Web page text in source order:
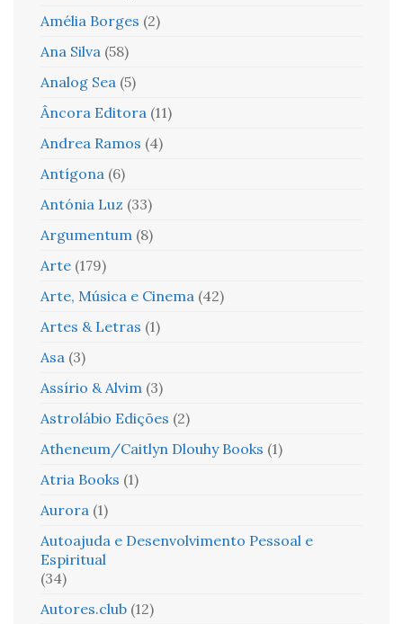
Amélia Borges (2)
Ana Silva (58)
Analog Sea (5)
Âncora Editora (11)
Andrea Ramos (4)
Antígona (6)
Antónia Luz (33)
Argumentum (8)
Arte (179)
Arte, Música e Cinema (42)
Artes & Letras (1)
Asa (3)
Assírio & Alvim (3)
Astrolábio Edições (2)
Atheneum/Caitlyn Dlouhy Books (1)
Atria Books (1)
Aurora (1)
Autoajuda e Desenvolvimento Pessoal e
Espiritual
(34)
Autores.club (12)